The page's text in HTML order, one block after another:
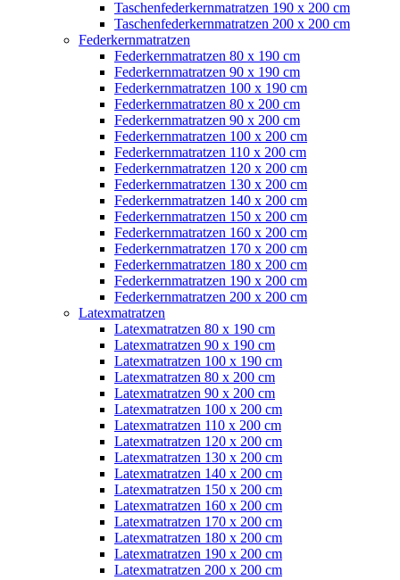
Taschenfederkernmatratzen 190 x 200 cm
Taschenfederkernmatratzen 200 x 200 cm
Federkernmatratzen
Federkernmatratzen 80 x 190 cm
Federkernmatratzen 90 x 190 cm
Federkernmatratzen 100 x 190 cm
Federkernmatratzen 80 x 200 cm
Federkernmatratzen 90 x 200 cm
Federkernmatratzen 100 x 200 cm
Federkernmatratzen 110 x 200 cm
Federkernmatratzen 120 x 200 cm
Federkernmatratzen 130 x 200 cm
Federkernmatratzen 140 x 200 cm
Federkernmatratzen 150 x 200 cm
Federkernmatratzen 160 x 200 cm
Federkernmatratzen 170 x 200 cm
Federkernmatratzen 180 x 200 cm
Federkernmatratzen 190 x 200 cm
Federkernmatratzen 200 x 200 cm
Latexmatratzen
Latexmatratzen 80 x 190 cm
Latexmatratzen 90 x 190 cm
Latexmatratzen 100 x 190 cm
Latexmatratzen 80 x 200 cm
Latexmatratzen 90 x 200 cm
Latexmatratzen 100 x 200 cm
Latexmatratzen 110 x 200 cm
Latexmatratzen 120 x 200 cm
Latexmatratzen 130 x 200 cm
Latexmatratzen 140 x 200 cm
Latexmatratzen 150 x 200 cm
Latexmatratzen 160 x 200 cm
Latexmatratzen 170 x 200 cm
Latexmatratzen 180 x 200 cm
Latexmatratzen 190 x 200 cm
Latexmatratzen 200 x 200 cm